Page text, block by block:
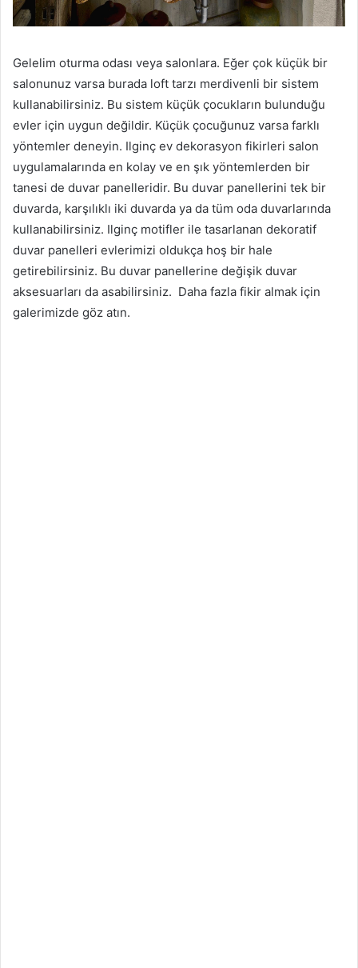
Gelelim oturma odası veya salonlara. Eğer çok küçük bir
salonunuz varsa burada loft tarzı merdivenli bir sistem
kullanabilirsiniz. Bu sistem küçük çocukların bulunduğu
evler için uygun değildir. Küçük çocuğunuz varsa farklı
yöntemler deneyin. Ilginç ev dekorasyon fikirleri salon
uygulamalarında en kolay ve en şık yöntemlerden bir
tanesi de duvar panelleridir. Bu duvar panellerini tek bir
duvarda, karşılıklı iki duvarda ya da tüm oda duvarlarında
kullanabilirsiniz. Ilginç motifler ile tasarlanan dekoratif
duvar panelleri evlerimizi oldukça hoş bir hale
getirebilirsiniz. Bu duvar panellerine değişik duvar
aksesuarları da asabilirsiniz. Daha fazla fikir almak için
galerimizde göz atın.